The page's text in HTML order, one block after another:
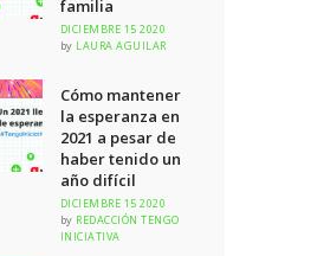
familia
DICIEMBRE 15 2020
by LAURA AGUILAR
Cómo mantener
la esperanza en
2021 a pesar de
haber tenido un
año difícil
DICIEMBRE 15 2020
by REDACCIÓN TENGO
INICIATIVA